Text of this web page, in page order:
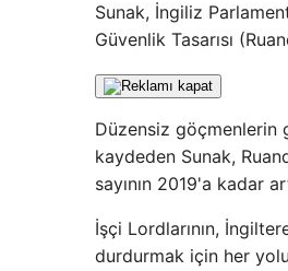
Sunak, İngiliz
Güvenlik Tasarısı
Düzensiz göçmenlerin
kaydeden Sunak,
sayının 2019'a kadar
İşçi Lordlarının,
durdurmak için her